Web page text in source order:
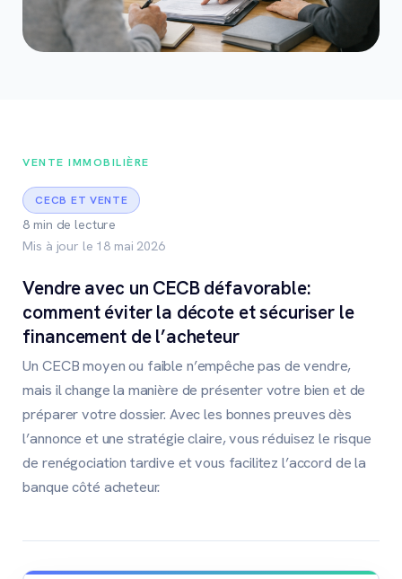
VENTE IMMOBILIÈRE
CECB ET VENTE
8 min de lecture
Mis à jour le 18 mai 2026
Vendre avec un CECB défavorable:
comment éviter la décote et sécuriser le
financement de l’acheteur
Un CECB moyen ou faible n’empêche pas de vendre,
mais il change la manière de présenter votre bien et de
préparer votre dossier. Avec les bonnes preuves dès
l’annonce et une stratégie claire, vous réduisez le risque
de renégociation tardive et vous facilitez l’accord de la
banque côté acheteur.